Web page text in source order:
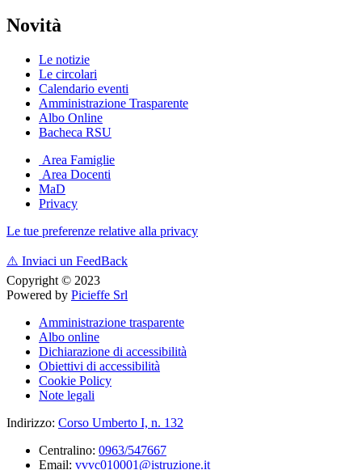
Novità
Le notizie
Le circolari
Calendario eventi
Amministrazione Trasparente
Albo Online
Bacheca RSU
Area Famiglie
Area Docenti
MaD
Privacy
Le tue preferenze relative alla privacy
⚠️ Inviaci un FeedBack
Copyright © 2023
Powered by Picieffe Srl
Amministrazione trasparente
Albo online
Dichiarazione di accessibilità
Obiettivi di accessibilità
Cookie Policy
Note legali
Indirizzo: Corso Umberto I, n. 132
Centralino: 0963/547667
Email: vvvc010001@istruzione.it